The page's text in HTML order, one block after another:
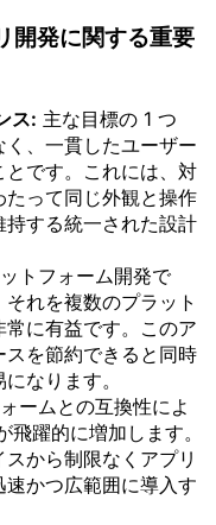
開発に関する重要
ス: 主な目標の 1 つ
、一貫したユーザー
です。これには、対
って同じ外観と操作
する統一された設計
トフォーム開発で
れを複数のプラット
に有益です。このア
を節約できると同時
なります。
ームとの互換性によ
躍的に増加します。
から制限なくアプリ
かつ広範囲に導入す